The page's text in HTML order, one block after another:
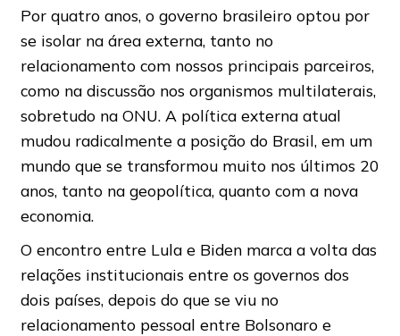
Por quatro anos, o governo brasileiro optou por
se isolar na área externa, tanto no
relacionamento com nossos principais parceiros,
como na discussão nos organismos multilaterais,
sobretudo na ONU. A política externa atual
mudou radicalmente a posição do Brasil, em um
mundo que se transformou muito nos últimos 20
anos, tanto na geopolítica, quanto com a nova
economia.
O encontro entre Lula e Biden marca a volta das
relações institucionais entre os governos dos
dois países, depois do que se viu no
relacionamento pessoal entre Bolsonaro e